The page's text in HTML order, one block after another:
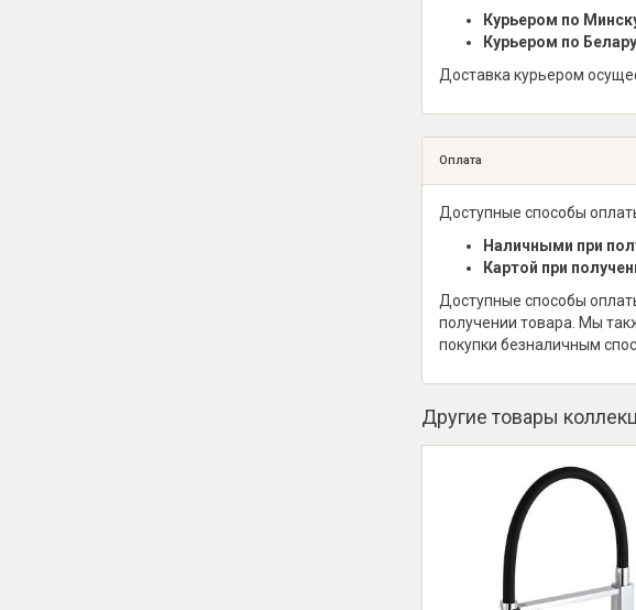
Курьером по
Курьером по
Доставка курьером
Оплата
Доступные способы
Наличными при
Картой при
Доступные способы
получении товара. Мы
покупки безналичным
Другие товары